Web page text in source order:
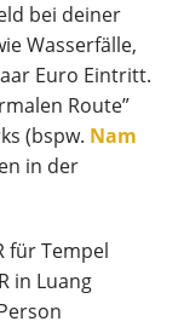
bei deiner
Wasserfälle,
Euro Eintritt.
Route”
(bspw. Nam
in der
für Tempel
in Luang